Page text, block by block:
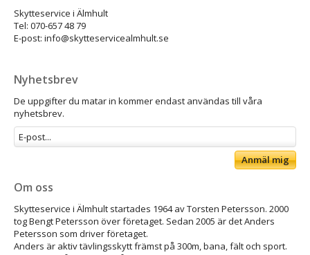
Skytteservice i Älmhult
Tel: 070-657 48 79
E-post: info@skytteservicealmhult.se
Nyhetsbrev
De uppgifter du matar in kommer endast användas till våra
nyhetsbrev.
Anmäl mig
Om oss
Skytteservice i Älmhult startades 1964 av Torsten Petersson. 2000
tog Bengt Petersson över företaget. Sedan 2005 är det Anders
Petersson som driver företaget.
Anders är aktiv tävlingsskytt främst på 300m, bana, fält och sport.